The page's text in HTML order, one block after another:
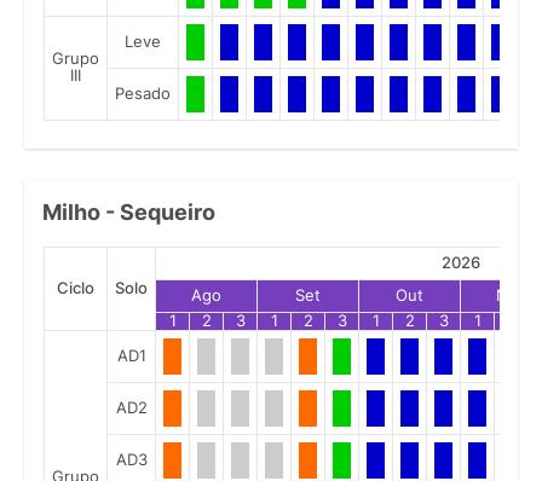
Grupo
III
Leve
Pesado
Milho - Sequeiro
Ciclo Solo
2026
Ago
Set Out
Nov
1
2 3 1 2 3 1 2 3 1
Grupo
AD1
AD2
AD3